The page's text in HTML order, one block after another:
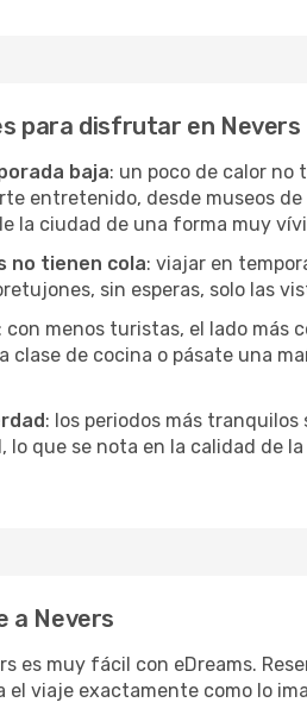
para disfrutar en Nevers
baja: un poco de calor no
entretenido, desde museos
la ciudad de una forma muy
no tienen cola: viajar en
sin esperas, solo las
: con menos turistas, el lado más
clase de cocina o pásate una
: los periodos más
que se nota en la calidad de
a Nevers
es muy fácil con eDreams.
el viaje exactamente como lo